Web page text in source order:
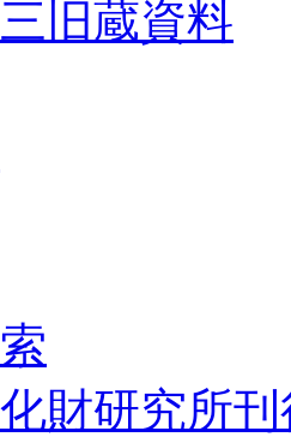
旧蔵資料
財研究所